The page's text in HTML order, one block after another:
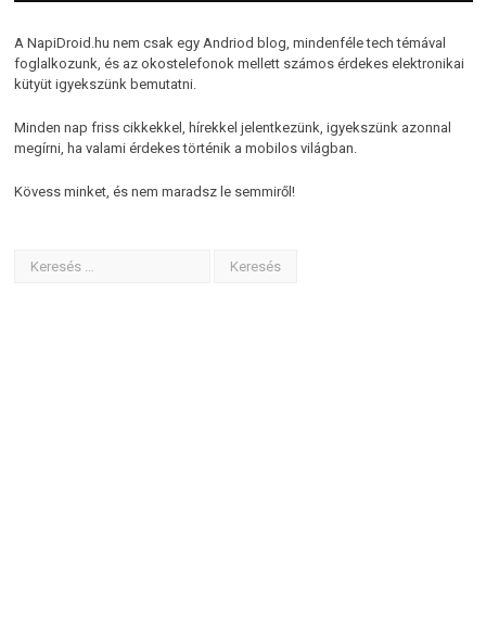
A NapiDroid.hu nem csak egy Andriod blog, mindenféle tech témával
foglalkozunk, és az okostelefonok mellett számos érdekes elektronikai
kütyüt igyekszünk bemutatni.
Minden nap friss cikkekkel, hírekkel jelentkezünk, igyekszünk azonnal
megírni, ha valami érdekes történik a mobilos világban.
Kövess minket, és nem maradsz le semmiről!